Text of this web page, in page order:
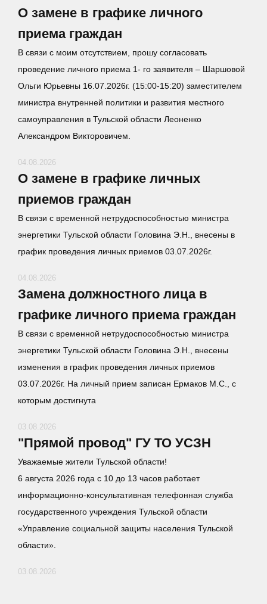
О замене в графике личного
приема граждан
В связи с моим отсутствием, прошу согласовать
проведение личного приема 1- го заявителя – Шаршовой
Ольги Юрьевны 16.07.2026г. (15:00-15:20) заместителем
министра внутренней политики и развития местного
самоуправления в Тульской области Леоненко
Александром Викторовичем.
04.08.2026
О замене в графике личных
приемов граждан
В связи с временной нетрудоспособностью министра
энергетики Тульской области Головина Э.Н., внесены в
график проведения личных приемов 03.07.2026г.
04.08.2026
Замена должностного лица в
графике личного приема граждан
В связи с временной нетрудоспособностью министра
энергетики Тульской области Головина Э.Н., внесены
изменения в график проведения личных приемов
03.07.2026г. На личный прием записан Ермаков М.С., с
которым достигнута
03.08.2026
"Прямой провод" ГУ ТО УСЗН
Уважаемые жители Тульской области!
6 августа 2026 года с 10 до 13 часов работает
информационно-консультативная телефонная служба
государственного учреждения Тульской области
«Управление социальной защиты населения Тульской
области».
03.08.2026